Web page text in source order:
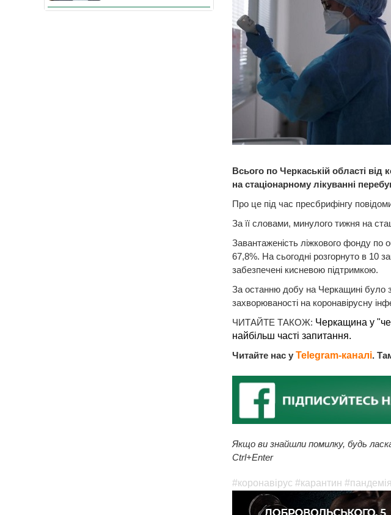
Всього по Черкаській області від
на стаціонарному лікуванні
Про це під час пресбрифінгу
За її словами, минулого тижня на
Завантаженість ліжкового фонду по
67,8%. На сьогодні розгорнуто в 10
забезпечені кисневою підтримкою.
За останню добу на Черкащині було
захворюваності на коронавірусну
ЧИТАЙТЕ ТАКОЖ: Черкащина у
найбільш часті запитання.
Читайте нас у Telegram-каналі.
Якщо ви знайшли помилку, будь
Ctrl+Enter
#коронавірус #карантин #пандемія